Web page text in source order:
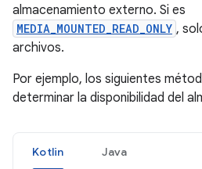
almacenamiento externo. Si es
MEDIA_MOUNTED_READ_ONLY ,
archivos.
Por ejemplo, los siguientes
determinar la disponibilidad del
Kotlin Java